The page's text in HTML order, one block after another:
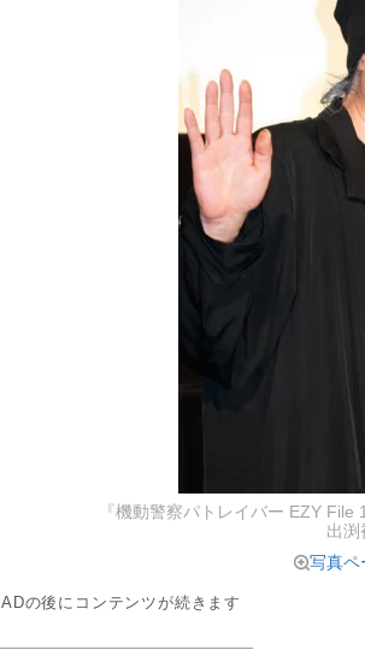
『機動警察パトレイバー EZY
出渕
写真ペ
ADの後にコンテンツが続きます